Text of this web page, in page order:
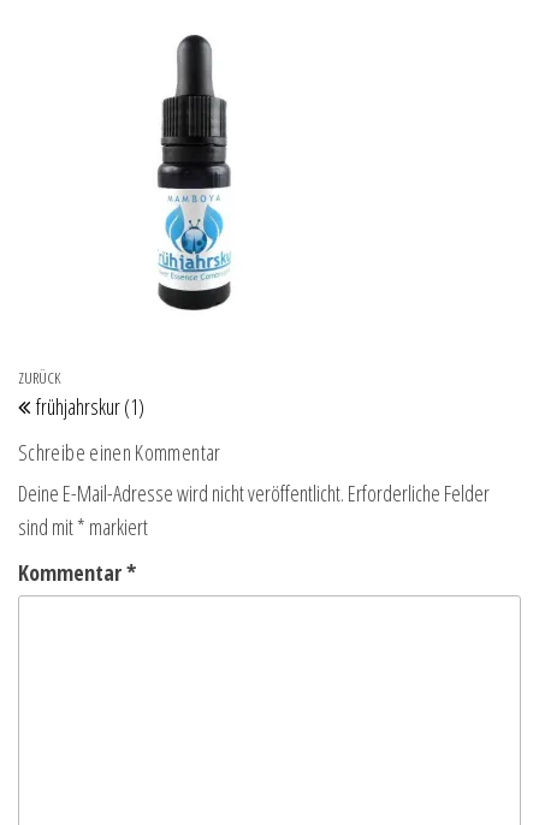
Beitragsnavigation
Vorheriger Beitrag
ZURÜCK
frühjahrskur (1)
Schreibe einen Kommentar
Deine E-Mail-Adresse wird nicht veröffentlicht. Erforderliche Felder
sind mit* markiert
Kommentar*